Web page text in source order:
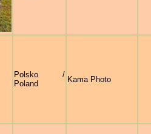
Polsko /
Poland
Kama Photo